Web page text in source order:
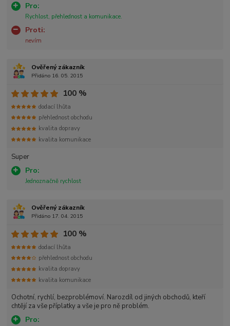
Pro:
Rychlost, přehlednost a komunikace.
Proti:
nevím
Ověřený zákazník
Přidáno 16. 05. 2015
Super
Pro:
Jednoznačně rychlost
100 %
dodací lhůta
přehlednost obchodu
kvalita dopravy
kvalita komunikace
Ověřený zákazník
Přidáno 17. 04. 2015
Ochotní, rychlí, bezproblémoví. Narozdíl od jiných obchodů, kteří
chtějí za vše příplatky a vše je pro ně problém.
Pro:
100 %
dodací lhůta
přehlednost obchodu
kvalita dopravy
kvalita komunikace